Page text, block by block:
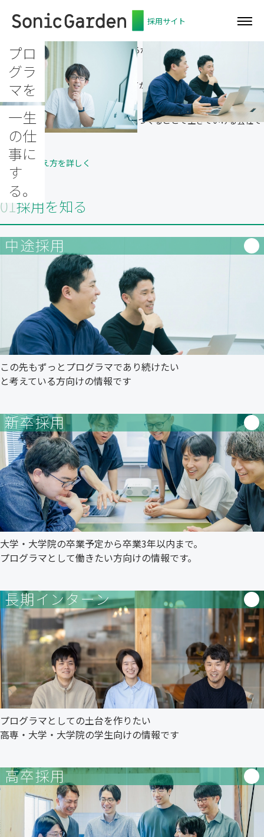
採用サイト
プロ
グラ
マを
一生
の仕
事に
す
る。
何をつくるべきかを一緒に悩むところから、つくり、直し続けるところ
まで。
問題を解決し、価値を生み出すすべてが、私たちの言うプログラミング
です。
歳を重ねても、AIの時代になっても、つくることで生きていける会社で
ありたい。
私たちの考え方を詳しく
01採用を知る
中途採用
この先もずっとプログラマであり続けたい
と考えている方向けの情報です
新卒採用
大学・大学院の卒業予定から卒業3年以内まで。
プログラマとして働きたい方向けの情報です。
長期インターン
プログラマとしての土台を作りたい
高専・大学・大学院の学生向けの情報です
高卒採用